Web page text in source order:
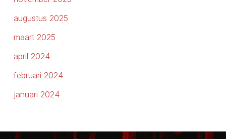
augustus 2025
maart 2025
april 2024
februari 2024
januari 2024